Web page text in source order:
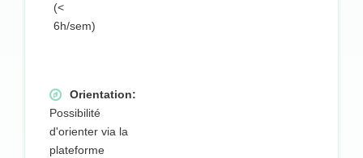
(<
6h/sem)
Orientation:
Possibilité
d'orienter via la
plateforme